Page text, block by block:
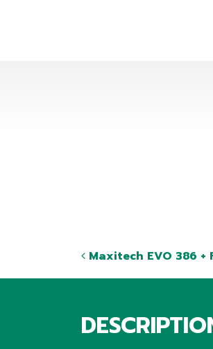
Maxitech EVO 386 +